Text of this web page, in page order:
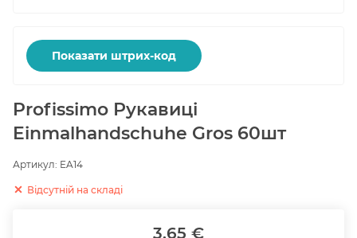
Показати штрих-код
Profissimo Рукавиці
Einmalhandschuhe Gros 60шт
Артикул: EA14
Відсутній на складі
3.65 €